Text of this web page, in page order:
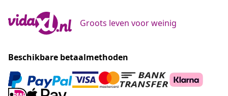
Groots leven voor weinig
Beschikbare betaalmethoden